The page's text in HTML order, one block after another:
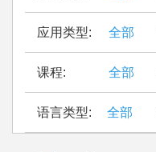
应用类型: 全部
课程: 全部
语言类型: 全部